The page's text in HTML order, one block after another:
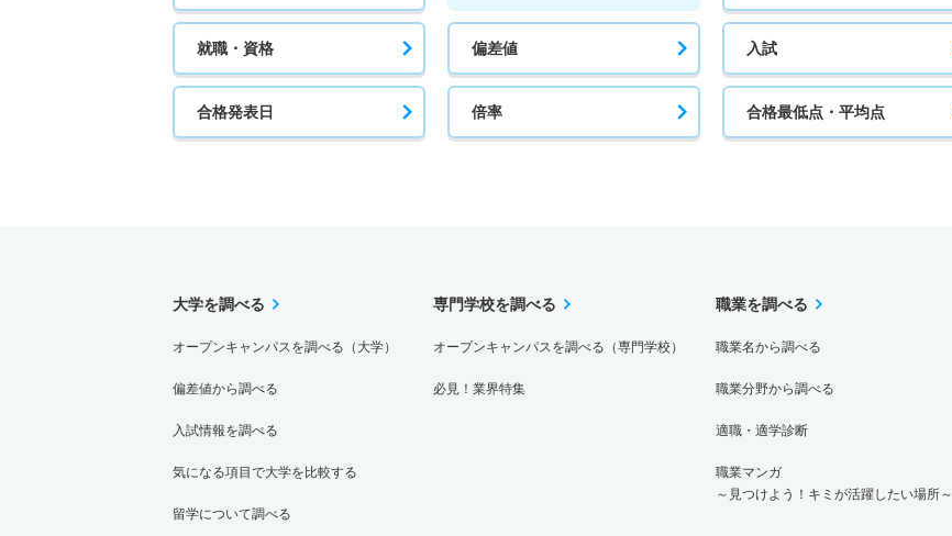
就職・資格 偏差値 入試
合格発表日 倍率 合格最低点・平均点
大学を調べる
オープンキャンパスを調べる（大学）
偏差値から調べる
入試情報を調べる
気になる項目で大学を比較する
留学について調べる
専門学校を調べる
オープンキャンパスを調べる（専門学校）
必見！業界特集
職業を調べる
職業名から調べる
職業分野から調べる
適職・適学診断
職業マンガ
～見つけよう！キミが活躍したい場所～